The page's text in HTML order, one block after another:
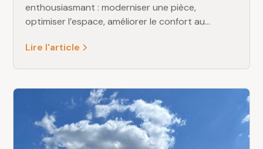
enthousiasmant : moderniser une pièce,
optimiser l’espace, améliorer le confort au
déroulent sereinement, une bonne préparation
nombreux particuliers en Seine-Maritime dans
leurs projets, et nous connaissons parfaitement
les étapes clés qui garantissent un résultat
durable et conforme aux attentes.
Lire l'article